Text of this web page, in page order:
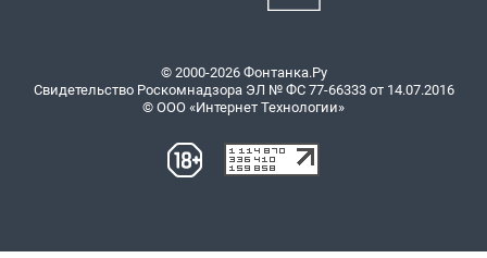
© 2000-2026 Фонтанка.Ру
Свидетельство Роскомнадзора ЭЛ № ФС 77-66333 от 14.07.2016
© ООО «Интернет Технологии»